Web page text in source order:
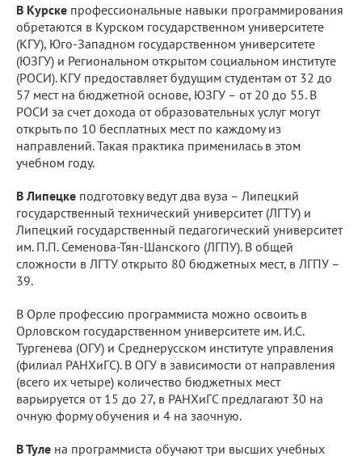
В Курске профессиональные навыки программирования
обретаются в Курском государственном университете
(КГУ), Юго-Западном государственном университете
(ЮЗГУ) и Региональном открытом социальном институте
(РОСИ). КГУ предоставляет будущим студентам от 32 до
57 мест на бюджетной основе, ЮЗГУ – от 20 до 55. В
РОСИ за счет дохода от образовательных услуг могут
открыть по 10 бесплатных мест по каждому из
направлений. Такая практика применилась в этом
учебном году.
В Липецке подготовку ведут два вуза – Липецкий
государственный технический университет (ЛГТУ) и
Липецкий государственный педагогический университет
им. П.П. Семенова-Тян-Шанского (ЛГПУ). В общей
сложности в ЛГТУ открыто 80 бюджетных мест, в ЛГПУ –
39.
В Орле профессию программиста можно освоить в
Орловском государственном университете им. И.С.
Тургенева (ОГУ) и Среднерусском институте управления
(филиал РАНХиГС). В ОГУ в зависимости от направления
(всего их четыре) количество бюджетных мест
варьируется от 15 до 27, в РАНХиГС предлагают 30 на
очную форму обучения и 4 на заочную.
В Туле на программиста обучают три высших учебных